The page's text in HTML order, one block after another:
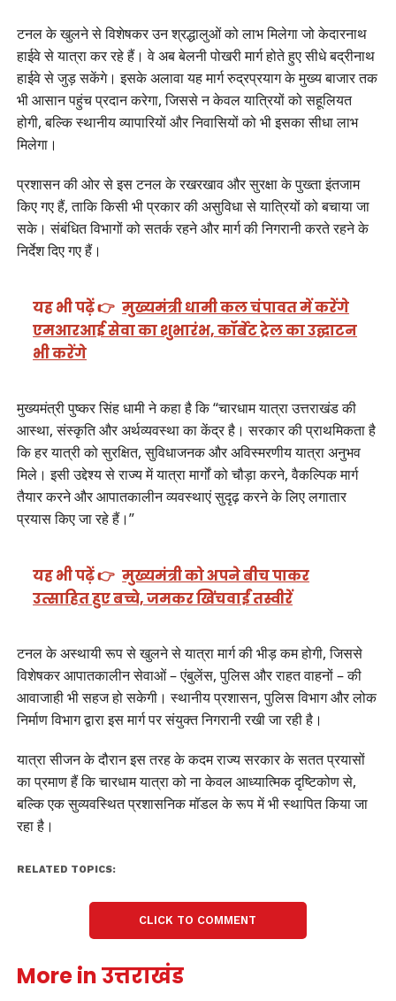
टनल के खुलने से विशेषकर उन श्रद्धालुओं को लाभ मिलेगा जो केदारनाथ
हाईवे से यात्रा कर रहे हैं। वे अब बेलनी पोखरी मार्ग होते हुए सीधे बद्रीनाथ
हाईवे से जुड़ सकेंगे। इसके अलावा यह मार्ग रुद्रप्रयाग के मुख्य बाजार तक
भी आसान पहुंच प्रदान करेगा, जिससे न केवल यात्रियों को सहूलियत
होगी, बल्कि स्थानीय व्यापारियों और निवासियों को भी इसका सीधा लाभ
मिलेगा।
प्रशासन की ओर से इस टनल के रखरखाव और सुरक्षा के पुख्ता इंतजाम
किए गए हैं, ताकि किसी भी प्रकार की असुविधा से यात्रियों को बचाया जा
सके। संबंधित विभागों को सतर्क रहने और मार्ग की निगरानी करते रहने के
निर्देश दिए गए हैं।
यह भी पढ़ें 👉 मुख्यमंत्री धामी कल चंपावत में करेंगे
एमआरआई सेवा का शुभारंभ, कॉर्बेट ट्रेल का उद्घाटन
भी करेंगे
मुख्यमंत्री पुष्कर सिंह धामी ने कहा है कि “चारधाम यात्रा उत्तराखंड की
आस्था, संस्कृति और अर्थव्यवस्था का केंद्र है। सरकार की प्राथमिकता है
कि हर यात्री को सुरक्षित, सुविधाजनक और अविस्मरणीय यात्रा अनुभव
मिले। इसी उद्देश्य से राज्य में यात्रा मार्गों को चौड़ा करने, वैकल्पिक मार्ग
तैयार करने और आपातकालीन व्यवस्थाएं सुदृढ़ करने के लिए लगातार
प्रयास किए जा रहे हैं।”
यह भी पढ़ें 👉 मुख्यमंत्री को अपने बीच पाकर
उत्साहित हुए बच्चे, जमकर खिंचवाईं तस्वीरें
टनल के अस्थायी रूप से खुलने से यात्रा मार्ग की भीड़ कम होगी, जिससे
विशेषकर आपातकालीन सेवाओं – एंबुलेंस, पुलिस और राहत वाहनों – की
आवाजाही भी सहज हो सकेगी। स्थानीय प्रशासन, पुलिस विभाग और लोक
निर्माण विभाग द्वारा इस मार्ग पर संयुक्त निगरानी रखी जा रही है।
यात्रा सीजन के दौरान इस तरह के कदम राज्य सरकार के सतत प्रयासों
का प्रमाण हैं कि चारधाम यात्रा को ना केवल आध्यात्मिक दृष्टिकोण से,
बल्कि एक सुव्यवस्थित प्रशासनिक मॉडल के रूप में भी स्थापित किया जा
रहा है।
RELATED TOPICS:
CLICK TO COMMENT
More in उत्तराखंड